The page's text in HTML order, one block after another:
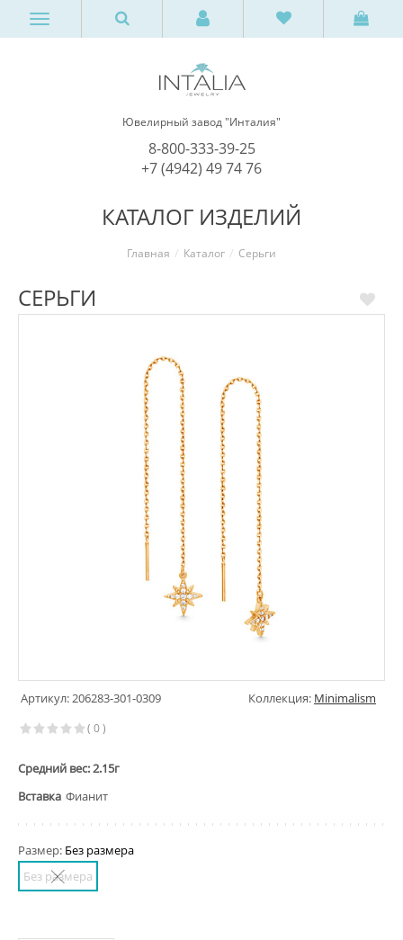
Ювелирный завод "Инталия"
8-800-333-39-25
+7 (4942) 49 74 76
КАТАЛОГ ИЗДЕЛИЙ
Главная Каталог Серьги
СЕРЬГИ
Артикул: 206283-301-0309 Коллекция: Minimalism
( 0 )
Средний вес: 2.15г
Вставка Фианит
Размер: Без размера
Без размера